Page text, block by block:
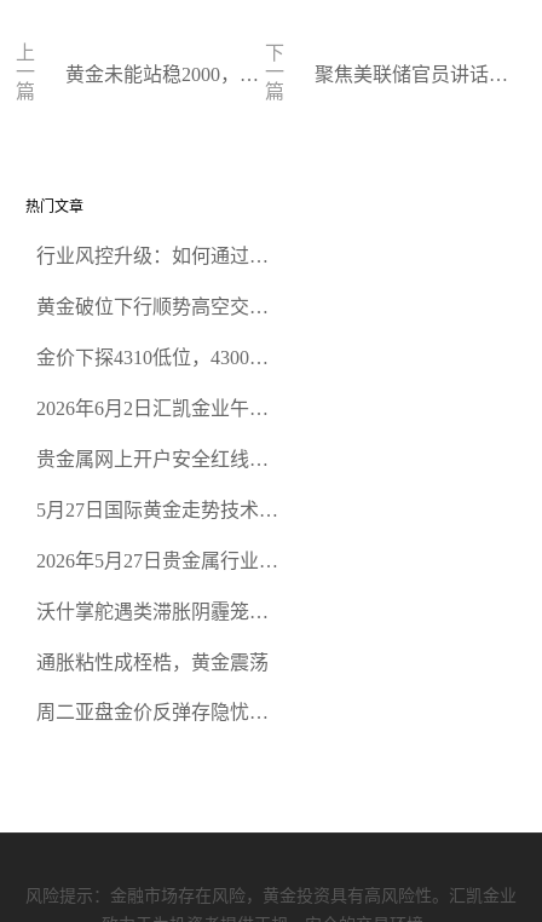
上
一
篇
黄金未能站稳2000，因
下
一
篇
聚焦美联储官员讲话，
热门文章
行业风控升级：如何通过正
规黄金开户交易平台？
黄金破位下行顺势高空交易
金价下探4310低位，4300关
2026年6月2日汇凯金业午盘
空头清算算法如何布防？
贵金属网上开户安全红线：
恶意洗盘陷阱
5月27日国际黄金走势技术盘
规黄金平台全方位行情解析
2026年5月27日贵金属行业新
正规贵金属开户平台迎开户
热潮
沃什掌舵遇类滞胀阴霾笼
通胀粘性成桎梏，黄金震荡
周二亚盘金价反弹存隐忧，
风险提示：金融市场存在风险，黄金投资具有高风险性。汇凯金业